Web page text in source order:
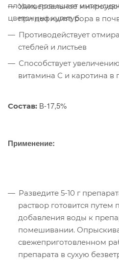
плодах, повышает
цветочных культур.
Универсальное
при дефиците бора в
Противодействует
стеблей и листьев
Способствует
витамина С и каротина в
Состав: В-17,5%
Применение:
Разведите 5-10 г
раствор готовится путем
добавления воды к
помешивании.
свежеприготовленном
препарата в сухую